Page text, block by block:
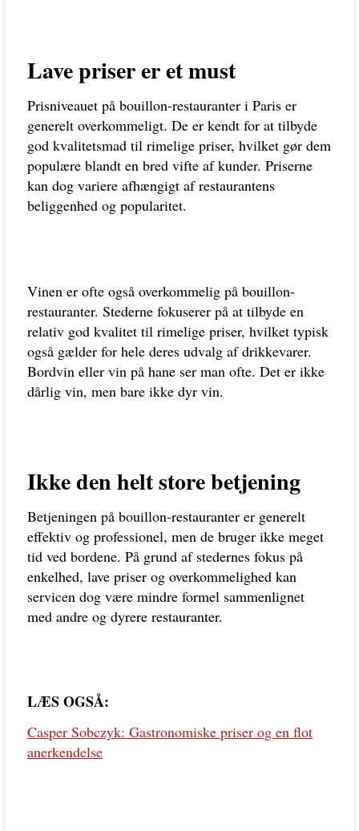
Lave priser er et must
Prisniveauet på bouillon-restauranter i Paris er
generelt overkommeligt. De er kendt for at tilbyde
god kvalitetsmad til rimelige priser, hvilket gør dem
populære blandt en bred vifte af kunder. Priserne
kan dog variere afhængigt af restaurantens
beliggenhed og popularitet.
Vinen er ofte også overkommelig på bouillon-
restauranter. Stederne fokuserer på at tilbyde en
relativ god kvalitet til rimelige priser, hvilket typisk
også gælder for hele deres udvalg af drikkevarer.
Bordvin eller vin på hane ser man ofte. Det er ikke
dårlig vin, men bare ikke dyr vin.
Ikke den helt store betjening
Betjeningen på bouillon-restauranter er generelt
effektiv og professionel, men de bruger ikke meget
tid ved bordene. På grund af stedernes fokus på
enkelhed, lave priser og overkommelighed kan
servicen dog være mindre formel sammenlignet
med andre og dyrere restauranter.
LÆS OGSÅ:
Casper Sobczyk: Gastronomiske priser og en flot
anerkendelse